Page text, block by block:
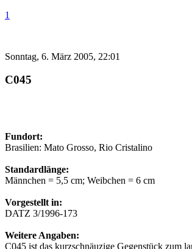
1
Sonntag, 6. März 2005, 22:01
C045
Fundort:
Brasilien: Mato Grosso, Rio Cristalino
Standardlänge:
Männchen = 5,5 cm; Weibchen = 6 cm
Vorgestellt in:
DATZ 3/1996-173
Weitere Angaben:
C045 ist das kurzschnäuzige Gegenstück zum